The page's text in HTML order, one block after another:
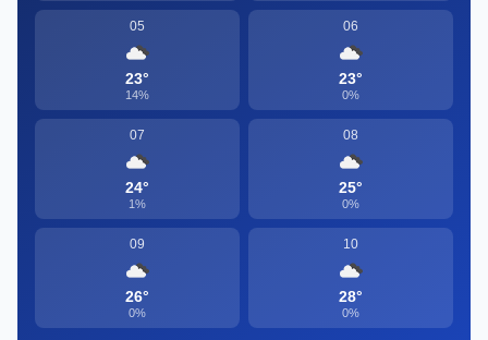
05
23°
14%
06
23°
0%
07
24°
1%
08
25°
0%
09
26°
0%
10
28°
0%